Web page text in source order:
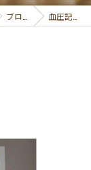
ブログ 血圧記録